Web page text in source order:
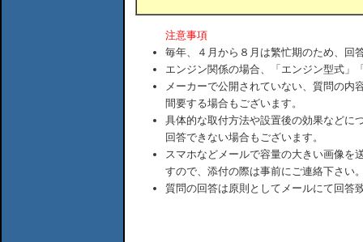
注意事項
毎年、４月から８月は繁忙期のため、回
エンジン関係の場合、「エンジン型式」
メーカーで公開されていない、質問の内
間要する場合もございます。
具体的な取付方法や設置後の効果などに
回答できない場合もございます。
スマホなどメールで容量の大きい画像を
すので、添付の際は事前にご連絡下さい
質問の回答は原則としてメールにて回答